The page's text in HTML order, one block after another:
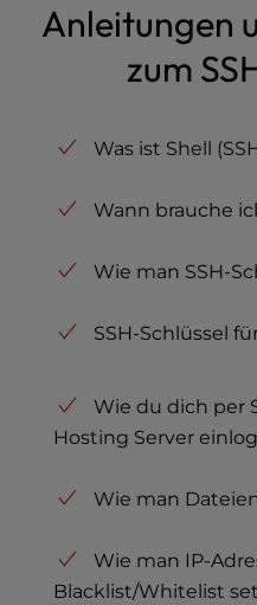
Anleitungen
zum
Was ist Shell
Wann brauche
Wie man SSH-
SSH-Schlüssel
Wie du dich per
Hosting Server
Wie man
Wie man IP-
Blacklist/Whitelist